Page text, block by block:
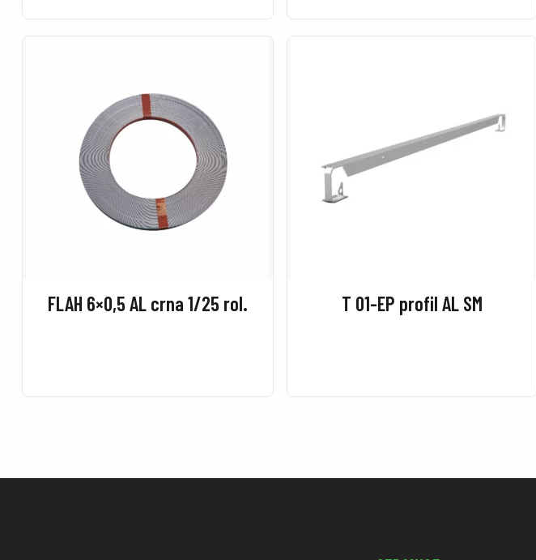
FLAH 6×0,5 AL crna 1/25 rol. T 01-EP profil AL SM